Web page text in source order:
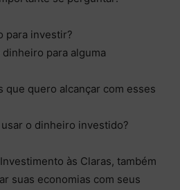
para investir?
para alguma
que quero alcançar com esses
o dinheiro investido?
às Claras, também
suas economias com seus